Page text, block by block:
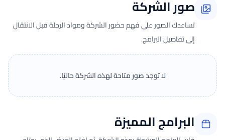
صور الشركة
تساعدك الصور على فهم حضور الشركة ومواد الرحلة قبل الانتقال
إلى تفاصيل البرامج.
لا توجد صور متاحة لهذه الشركة حاليًا.
البرامج المميزة